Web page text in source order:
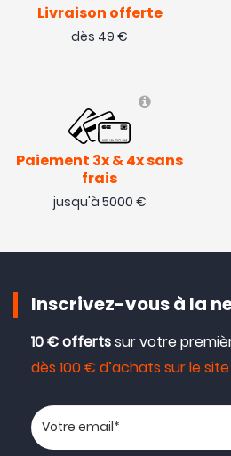
Livraison offerte
dès 49 €
Paiement 3x & 4x sans
frais
jusqu'à 5000 €
Inscrivez-vous à la
10 € offertssur votre
dès 100 € d’achats sur le site
Votre adresse email